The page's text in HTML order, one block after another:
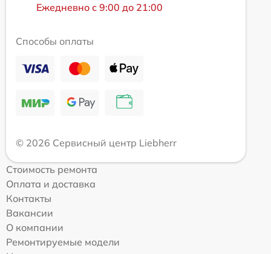
Ежедневно с 9:00 до 21:00
Способы оплаты
© 2026 Сервисный центр Liebherr
Стоимость ремонта
Оплата и доставка
Контакты
Вакансии
О компании
Ремонтируемые модели